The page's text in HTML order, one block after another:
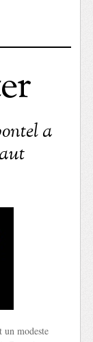
a
un modeste